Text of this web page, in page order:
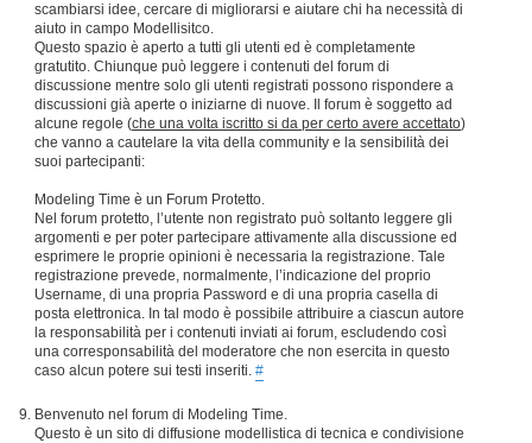
scambiarsi idee, cercare di migliorarsi e aiutare chi ha necessità di
aiuto in campo Modellisitco.
Questo spazio è aperto a tutti gli utenti ed è completamente
gratutito. Chiunque può leggere i contenuti del forum di
discussione mentre solo gli utenti registrati possono rispondere a
discussioni già aperte o iniziarne di nuove. Il forum è soggetto ad
alcune regole (che una volta iscritto si da per certo avere accettato)
che vanno a cautelare la vita della community e la sensibilità dei
suoi partecipanti:
Modeling Time è un Forum Protetto.
Nel forum protetto, l’utente non registrato può soltanto leggere gli
argomenti e per poter partecipare attivamente alla discussione ed
esprimere le proprie opinioni è necessaria la registrazione. Tale
registrazione prevede, normalmente, l’indicazione del proprio
Username, di una propria Password e di una propria casella di
posta elettronica. In tal modo è possibile attribuire a ciascun autore
la responsabilità per i contenuti inviati ai forum, escludendo così
una corresponsabilità del moderatore che non esercita in questo
caso alcun potere sui testi inseriti. #
Benvenuto nel forum di Modeling Time.
Questo è un sito di diffusione modellistica di tecnica e condivisione